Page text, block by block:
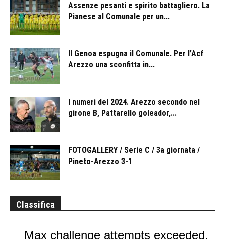
Assenze pesanti e spirito battagliero. La
Pianese al Comunale per un...
Il Genoa espugna il Comunale. Per l’Acf
Arezzo una sconfitta in...
I numeri del 2024. Arezzo secondo nel
girone B, Pattarello goleador,...
FOTOGALLERY / Serie C / 3a giornata /
Pineto-Arezzo 3-1
Classifica